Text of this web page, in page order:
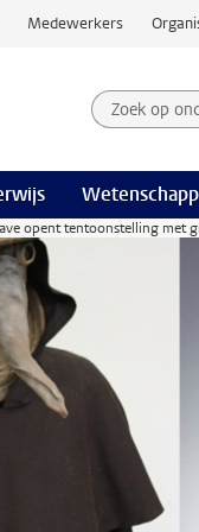
Medewerkers
Zoek op
Zoekterm
opent tentoonstelling met